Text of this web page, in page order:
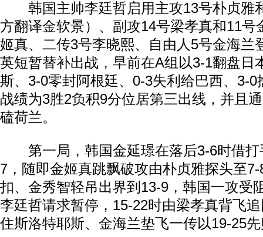
韩国主帅李廷哲启用主攻13号朴贞雅
方翻译金软景）、副攻14号梁孝真和11号
姬真、二传3号李晓熙、自由人5号金海兰
英短暂替补出战，早前在A组以3-1翻盘日
斯、3-0零封阿根廷、0-3失利给巴西、3-0
战绩为3胜2负积9分位居第三出线，并且
磕荷兰。
第一局，韩国金延璟在落后3-6时借打
7，随即金姬真跳飘破攻由朴贞雅探头至
扣、金秀智轻吊出界到13-9，韩国一攻受
李廷哲请求暂停，15-22时由梁孝真背飞
住斯洛特耶斯、金海兰垫飞一传以19-25